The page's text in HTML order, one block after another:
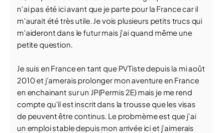
n'ai pas été ici avant que je parte pour la France car il
m'aurait été très utile. Je vois plusieurs petits trucs qui
m'aideront dans le futur mais j'ai quand même une
petite question.
Je suis en France en tant que PVTiste depuis la mi août
2010 et j'amerais prolonger mon aventure en France
en enchainant sur un JP(Permis 2E) mais je me rend
compte qu'il est inscrit dans la trousse que les visas
de peuvent être continus. Le probmème est que j'ai
un emploi stable depuis mon arrivée ici et j'aimerais